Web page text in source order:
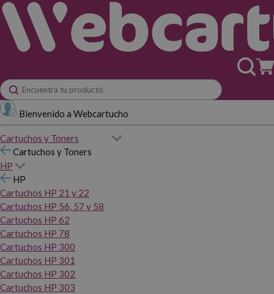
Bienvenido a Webcartucho
Cartuchos y Toners
Cartuchos y Toners
HP
HP
Cartuchos HP 21 y 22
Cartuchos HP 56, 57 y 58
Cartuchos HP 62
Cartuchos HP 78
Cartuchos HP 300
Cartuchos HP 301
Cartuchos HP 302
Cartuchos HP 303